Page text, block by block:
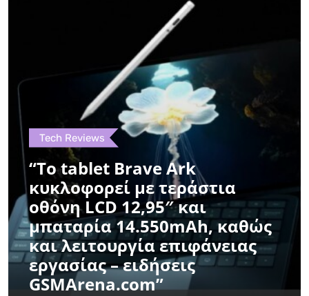
Tech Reviews
“Το tablet Brave Ark
κυκλοφορεί με τεράστια
οθόνη LCD 12,95″ και
μπαταρία 14.550mAh, καθώς
και λειτουργία επιφάνειας
εργασίας – ειδήσεις
GSMArena.com”